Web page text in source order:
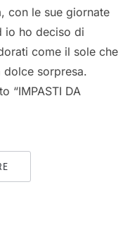
con le sue giornate
io ho deciso di
come il sole che
dolce sorpresa.
“IMPASTI DA